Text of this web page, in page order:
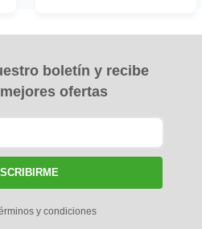
boletín y recibe
ofertas
y condiciones